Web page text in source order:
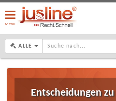
Menü
öffnen/schließen
Menü
ALLE DROPDOWN: GEWÄHLTER
Entscheidungen zu